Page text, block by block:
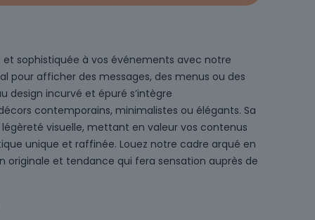
sophistiquée à vos événements avec notre
pour afficher des messages, des menus ou des
design incurvé et épuré s’intègre
contemporains, minimalistes ou élégants. Sa
visuelle, mettant en valeur vos contenus
unique et raffinée. Louez notre cadre arqué en
originale et tendance qui fera sensation auprès de